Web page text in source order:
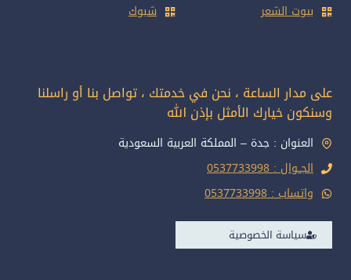
بيوت الشعر
شبوك
على مدار الساعة ، نحن في خدمتك ، تواصل بنا أو راسلنا
وسنكون خيارك الأمثل بإذن الله
العنوان : جدة – المملكة العربية السعودية
الجــوال : 0537733998
واتساب : 0537733998
سياسة الخصوصية